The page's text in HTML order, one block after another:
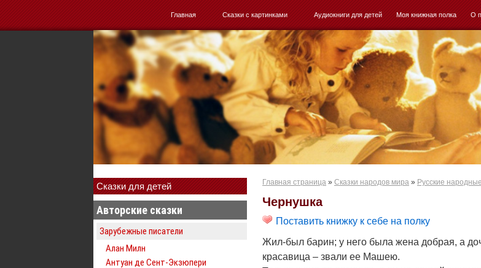
Главная Сказки с картинками Аудиокниги для детей Моя книжная полка О
Сказки для детей
Авторские сказки
Зарубежные писатели
Алан Милн
Антуан де Сент-Экзюпери
Главная страница » Сказки народов мира » Русские
Чернушка
Поставить книжку к себе на полку
Жил-был барин; у него была жена добрая, а
красавица – звали ее Машею.